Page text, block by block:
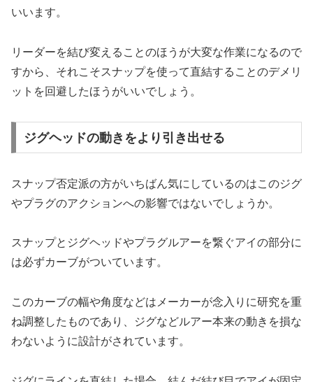
いいます。
リーダーを結び変えることのほうが大変な作業になるので
すから、それこそスナップを使って直結することのデメリ
ットを回避したほうがいいでしょう。
ジグヘッドの動きをより引き出せる
スナップ否定派の方がいちばん気にしているのはこのジグ
やプラグのアクションへの影響ではないでしょうか。
スナップとジグヘッドやプラグルアーを繋ぐアイの部分に
は必ずカーブがついています。
このカーブの幅や角度などはメーカーが念入りに研究を重
ね調整したものであり、ジグなどルアー本来の動きを損な
わないように設計がされています。